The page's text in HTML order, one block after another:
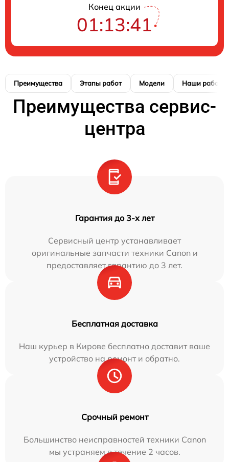
Конец акции
01:13:41
Преимущества Этапы работ Модели Наши работы
Преимущества сервис-
центра
Гарантия до 3-х лет
Сервисный центр устанавливает
оригинальные запчасти техники Canon и
предоставляет гарантию до 3 лет.
Бесплатная доставка
Наш курьер в Кирове бесплатно доставит ваше
устройство на ремонт и обратно.
Срочный ремонт
Большинство неисправностей техники Canon
мы устраняем в течение 2 часов.